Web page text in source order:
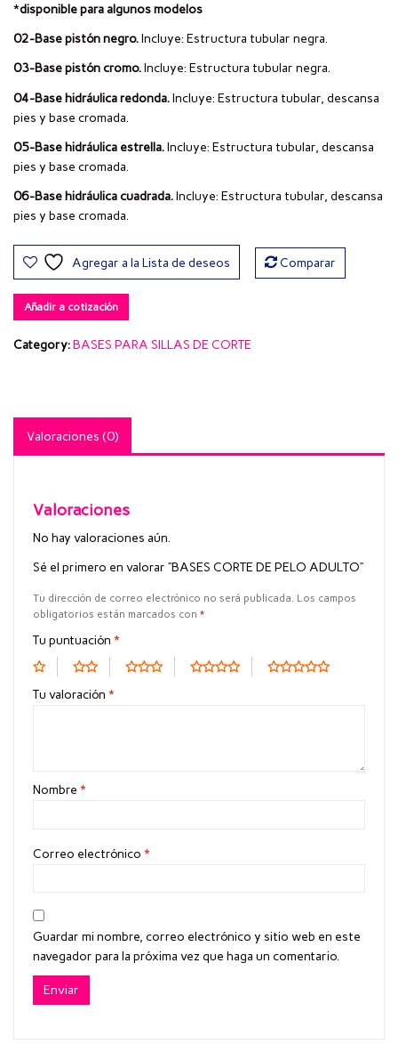
*disponible para algunos modelos
02-Base pistón negro.Incluye: Estructura tubular negra.
03-Base pistón cromo.Incluye: Estructura tubular negra.
04-Base hidráulica redonda.Incluye: Estructura tubular, descansa
pies y base cromada.
05-Base hidráulica estrella.Incluye: Estructura tubular, descansa
pies y base cromada.
06-Base hidráulica cuadrada.Incluye: Estructura tubular, descansa
pies y base cromada.
Agregar a la Lista de deseos Comparar
Añadir a cotización
Category:BASES PARA SILLAS DE CORTE
Valoraciones (0)
Valoraciones
No hay valoraciones aún.
Sé el primero en valorar “BASES CORTE DE PELO ADULTO”
Tu dirección de correo electrónico no será publicada. Los campos
obligatorios están marcados con *
Tu puntuación *
Tu valoración *
Nombre *
Correo electrónico *
Guardar mi nombre, correo electrónico y sitio web en este
navegador para la próxima vez que haga un comentario.